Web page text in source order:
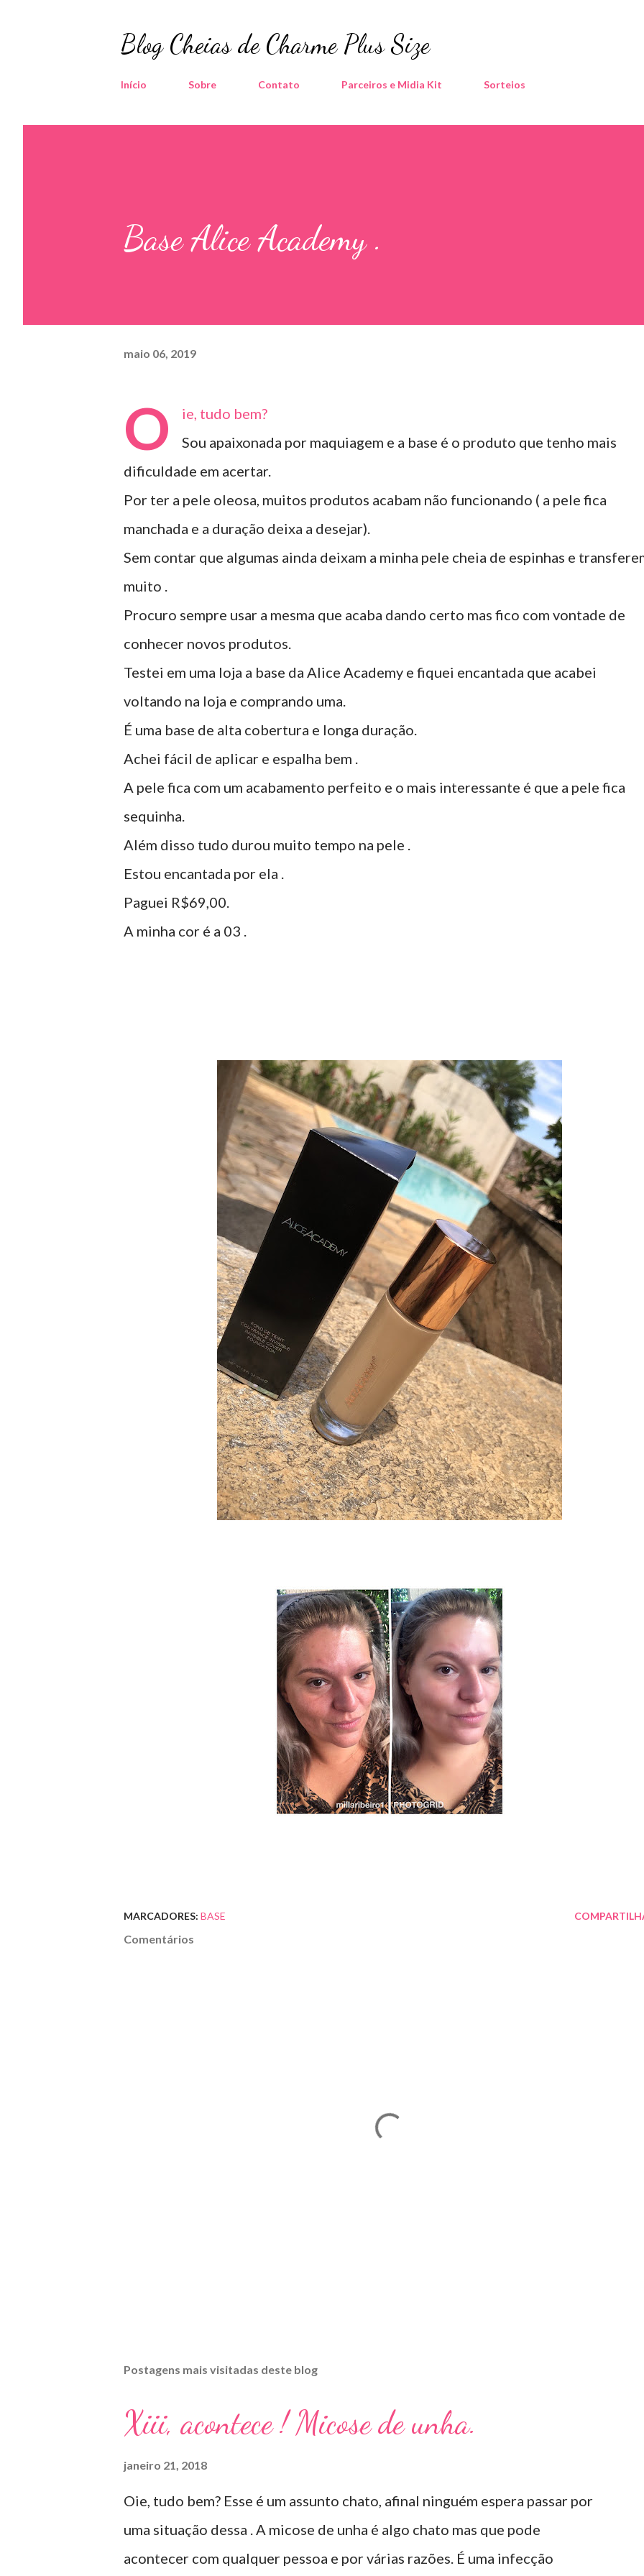
Blog Cheias de Charme Plus Size
Início Sobre Contato Parceiros e Midia Kit Sorteios
Base Alice Academy .
maio 06, 2019
O
ie, tudo bem?
Sou apaixonada por maquiagem e a base é o produto que tenho mais
dificuldade em acertar.
Por ter a pele oleosa, muitos produtos acabam não funcionando ( a pele fica
manchada e a duração deixa a desejar).
Sem contar que algumas ainda deixam a minha pele cheia de espinhas e
muito .
Procuro sempre usar a mesma que acaba dando certo mas fico com vontade de
conhecer novos produtos.
Testei em uma loja a base da Alice Academy e fiquei encantada que acabei
voltando na loja e comprando uma.
É uma base de alta cobertura e longa duração.
Achei fácil de aplicar e espalha bem .
A pele fica com um acabamento perfeito e o mais interessante é que a pele fica
sequinha.
Além disso tudo durou muito tempo na pele .
Estou encantada por ela .
Paguei R$69,00.
A minha cor é a 03 .
MARCADORES: BASE
Comentários
Postagens mais visitadas deste blog
Xiii, acontece ! Micose de unha.
janeiro 21, 2018
Oie, tudo bem? Esse é um assunto chato, afinal ninguém espera passar por
uma situação dessa . A micose de unha é algo chato mas que pode
acontecer com qualquer pessoa e por várias razões. É uma infecção